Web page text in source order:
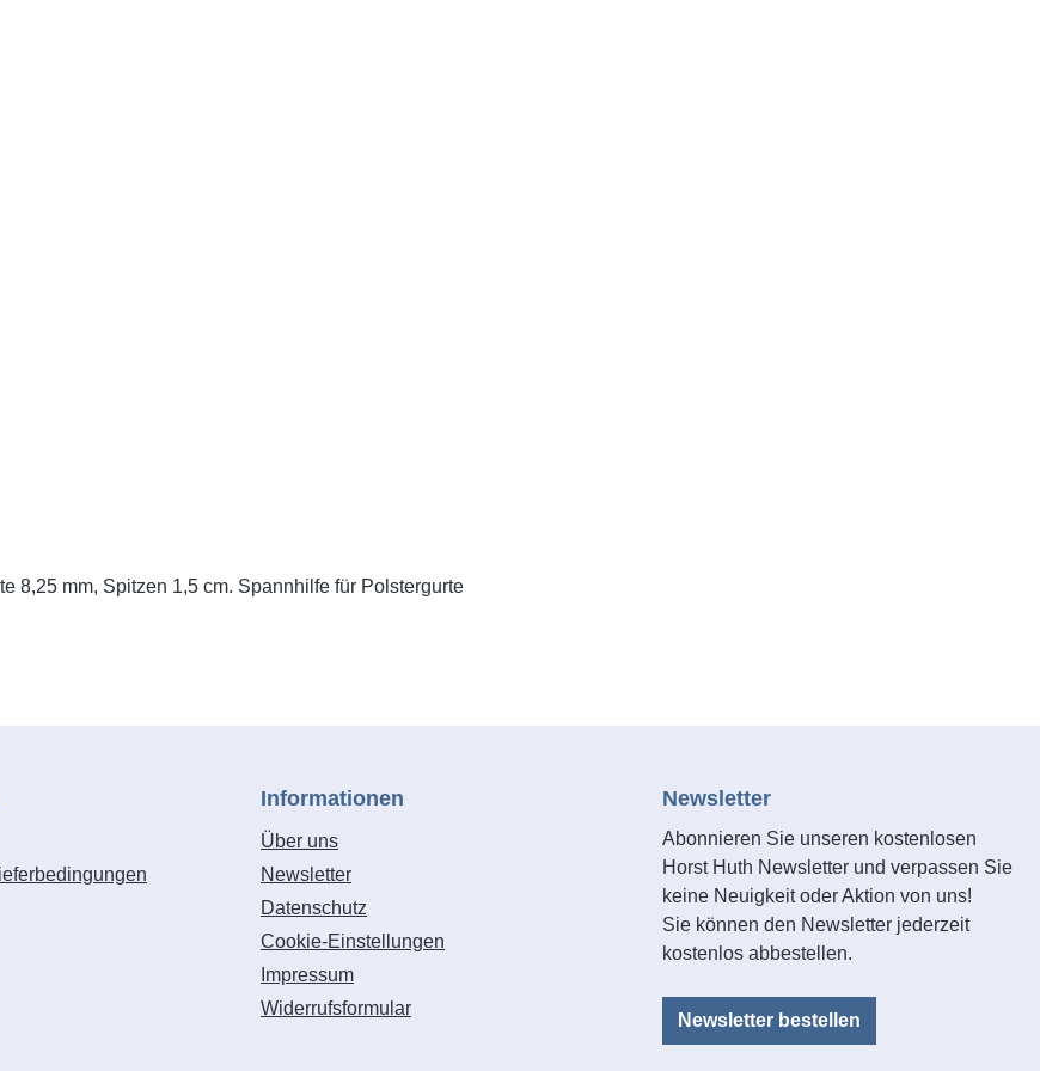
8,25 mm, Spitzen 1,5 cm. Spannhilfe für Polstergurte
Informationen
Über uns
Newsletter
Datenschutz
Cookie-Einstellungen
Impressum
Widerrufsformular
Newsletter
Abonnieren Sie unseren kostenlosen
Horst Huth Newsletter und verpassen Sie
keine Neuigkeit oder Aktion von uns!
Sie können den Newsletter jederzeit
kostenlos abbestellen.
Newsletter bestellen